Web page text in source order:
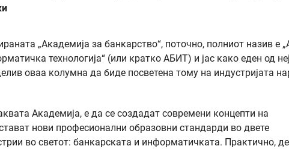
„Академија за банкарство“, поточно, полниот назив е
технологија“ (или кратко АБИТ) и јас како еден од
оваа колумна да биде посветена тому на индустријата
Академија, е да се создадат современи концепти на
нови професионални образовни стандарди во двете
во светот: банкарската и информатичката. Практично,